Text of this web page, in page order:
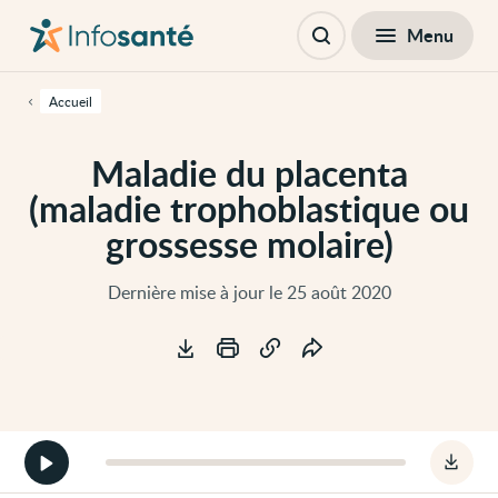
contenu
cette
principale
Passer
Maladie du placenta
(maladie trophoblastique ou
grossesse molaire)
Dernière mise à jour le 25 août 2020
Accueil
principale
Ouvrir Menu
le
Démarrer
la
version
Table des matières Fermer